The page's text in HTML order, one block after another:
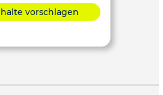
vorschlagen